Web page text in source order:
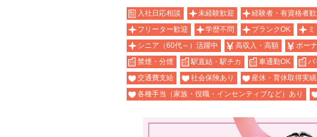
入社日応相談 未経験歓迎 経験者・有資格者
フリーター歓迎
学歴不問 ブランクOK
シニア（60代～）活躍中
高収入・高額 ボー
禁煙・分煙
駅直結・駅チカ 車通勤OK バ
交通費支給
社会保険あり 産休・育休取得実績
各種手当（家族・役職・インセンティブなど）あり